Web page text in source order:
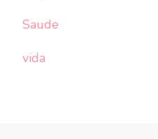
Saude
vida